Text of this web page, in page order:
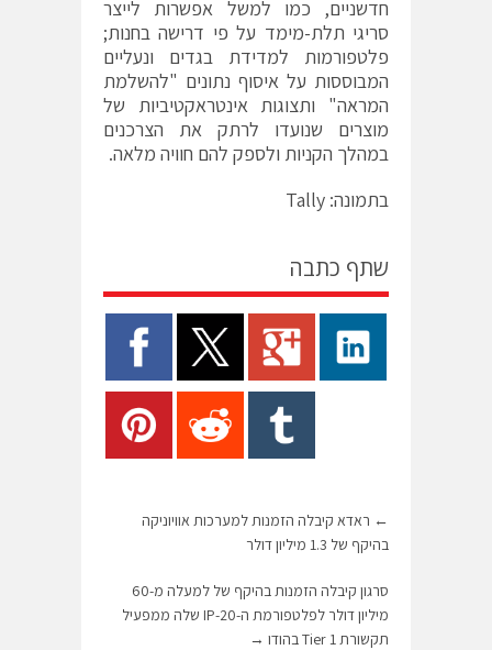
חדשניים, כמו למשל אפשרות לייצר
סריגי תלת-מימד על פי דרישה בחנות;
פלטפורמות למדידת בגדים ונעליים
המבוססות על איסוף נתונים "להשלמת
המראה" ותצוגות אינטראקטיביות של
מוצרים שנועדו לרתק את הצרכנים
במהלך הקניות ולספק להם חוויה מלאה.
בתמונה: Tally
שתף כתבה
← ראדא קיבלה הזמנות למערכות אוויוניקה
בהיקף של 1.3 מיליון דולר
סרגון קיבלה הזמנות בהיקף של למעלה מ-60
מיליון דולר לפלטפורמת ה-IP-20 שלה ממפעיל
תקשורת Tier 1 בהודו
→